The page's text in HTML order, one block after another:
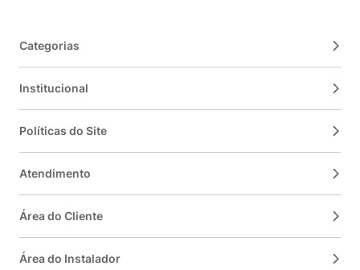
Categorias
Institucional
Políticas do Site
Atendimento
Área do Cliente
Área do Instalador